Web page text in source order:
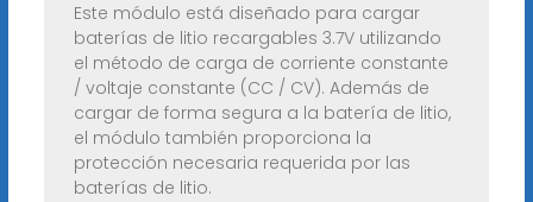
Este módulo está diseñado para cargar
baterías de litio recargables 3.7V utilizando
el método de carga de corriente constante
/ voltaje constante (CC / CV). Además de
cargar de forma segura a la batería de litio,
el módulo también proporciona la
protección necesaria requerida por las
baterías de litio.